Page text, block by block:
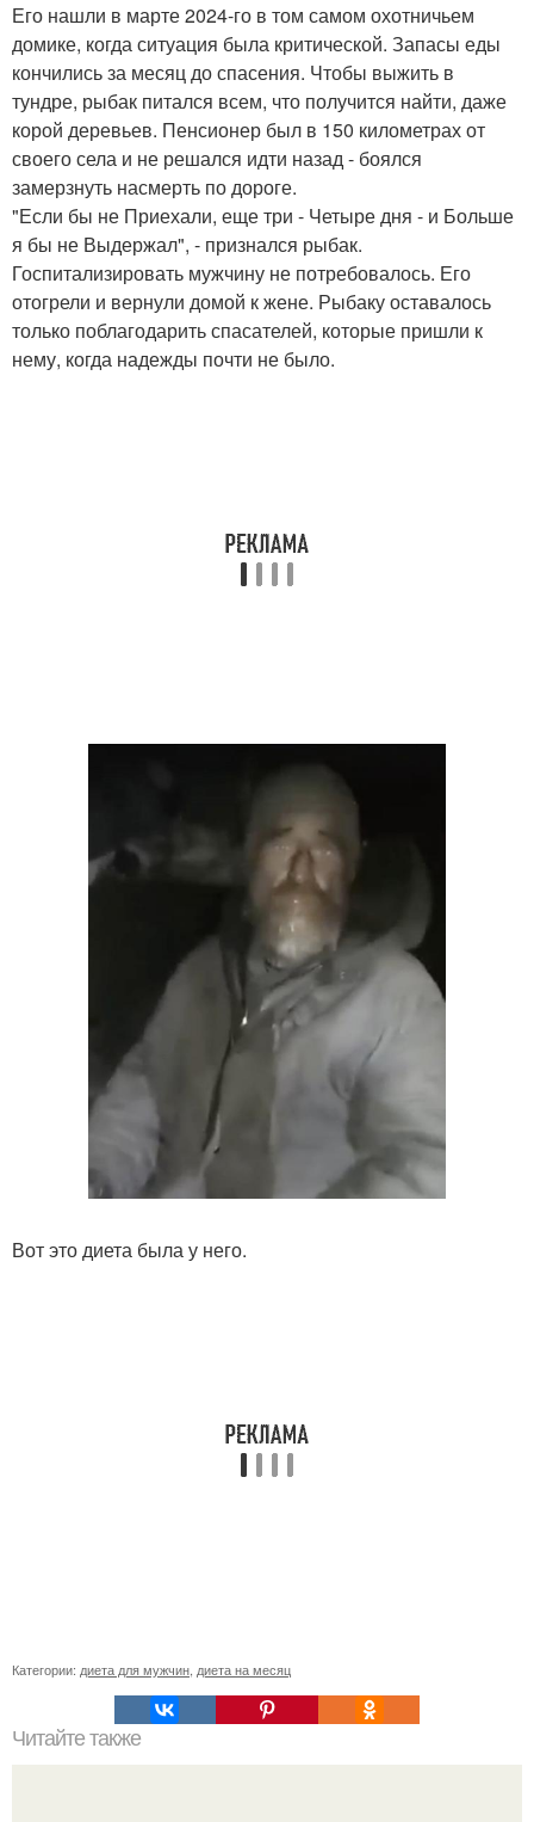
Его нашли в марте 2024-го в том самом охотничьем
домике, когда ситуация была критической. Запасы еды
кончились за месяц до спасения. Чтобы выжить в
тундре, рыбак питался всем, что получится найти, даже
корой деревьев. Пенсионер был в 150 километрах от
своего села и не решался идти назад - боялся
замерзнуть насмерть по дороге.
"Если бы не Приехали, еще три - Четыре дня - и Больше
я бы не Выдержал", - признался рыбак.
Госпитализировать мужчину не потребовалось. Его
отогрели и вернули домой к жене. Рыбаку оставалось
только поблагодарить спасателей, которые пришли к
нему, когда надежды почти не было.
Вот это диета была у него.
Категории: диета для мужчин диета на месяц
Читайте также